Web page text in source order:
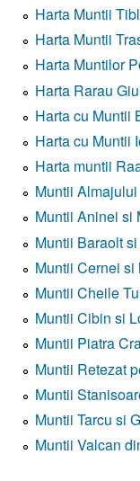
Harta Muntii
Harta Muntii
Harta Muntilor
Harta Rarau
Harta cu Muntii
Harta cu Muntii
Harta muntii
Muntii Almajului
Muntii Aninei si
Muntii Baraolt
Muntii Cernei si
Muntii Cheile
Muntii Cibin si
Muntii Piatra
Muntii Retezat
Muntii
Muntii Tarcu si
Muntii Valcan